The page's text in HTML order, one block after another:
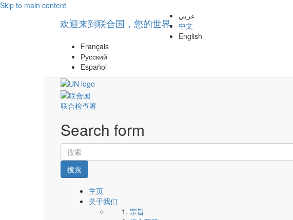
Skip to main content
欢迎来到联合国，您的世界
عربي
中文
English
Français
Русский
Español
联合检查署
Search form
搜索
主页
关于我们
宗旨